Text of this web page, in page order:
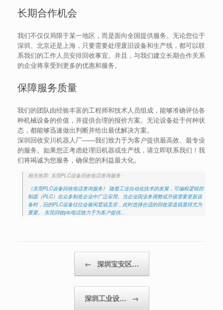
长期合作机会
我们不仅仅局限于某一地区，而是面向全国提供服务。无论您位于
深圳、北京还是上海，只要需要处理废旧设备和生产线，都可以联
系我们的工作人员安排回收事宜。并且，与我们建立长期合作关系
的企业将享受到更多的优惠和服务。
保障服务质量
我们的团队由经验丰富的工程师和技术人员组成，能够准确评估各
种机械设备的价值，并提供合理的报价方案。无论设备处于何种状
态，都能够迅速做出判断并给出最优解决方案。
深圳回收安川机器人厂——我们致力于为客户提供最高效、最专业
的服务。如果您正考虑处理旧机器或生产线，请立即联系我们！我
们将竭诚为您服务，确保您的利益最大化。
相关推荐: 东莞PLC设备回收电话查询服务
《东莞PLC设备回收电话查询服务》 随着工业自动化技术的发展，可编程逻辑控
制器（PLC）在众多制造企业中广泛应用。当企业因业务调整或升级需要更新设
备时，旧的PLC设备往往会被闲置或丢弃，此时选择合适的回收渠道就显得尤为
重要。 东莞回收plc电话致力于为客户提供…
← 深圳宝安区…
深圳工业设… →